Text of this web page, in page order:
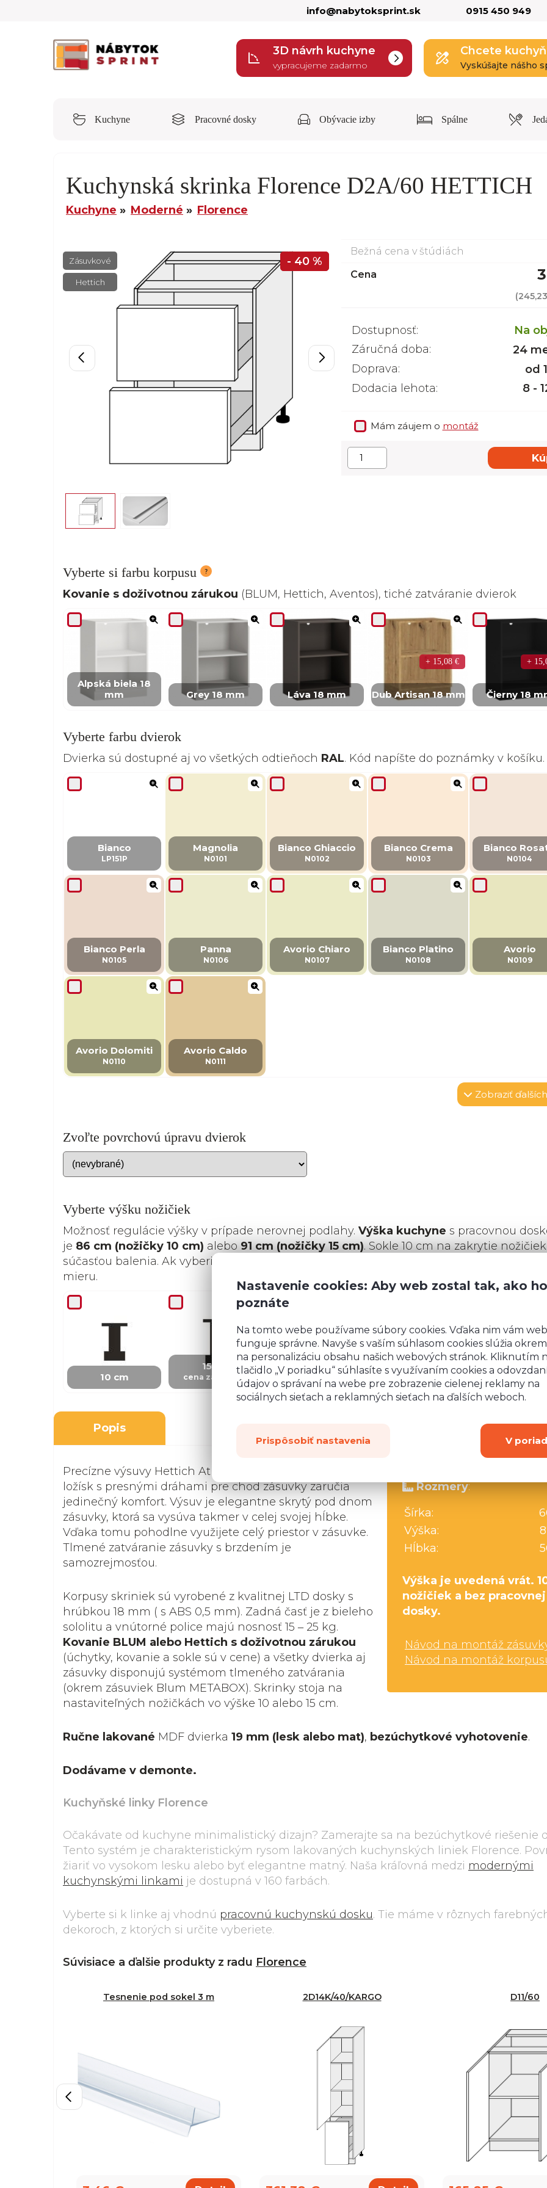
info@nabytoksprint.sk 0915 450 949
3D návrh kuchyne
vypracujeme zadarmo
Chcete
Vyskúšajte nášho
Kuchyne Pracovné dosky Obývacie izby Spálne
Kuchynská skrinka Florence D2A/60 HETTICH
Kuchyne Moderné Florence
Zásuvkové
Hettich
- 40 %
Bežná cena v štúdiách
Cena
(
Dostupnosť:
Na
Záručná doba:
24
Doprava:
od
Dodacia lehota:
8 -
Mám záujem o montáž
Vyberte si farbu korpusu
Kovanie s doživotnou zárukou (BLUM, Hettich, Aventos), tiché zatváranie dvierok
Alpská biela 18
mm
Grey 18 mm Láva 18 mm Dub Artisan 18 mm
+ 15,08 €
Čierny 18
+
Vyberte farbu dvierok
Dvierka sú dostupné aj vo všetkých odtieňoch RAL. Kód napíšte do poznámky v košíku.
Bianco
LP151P
Magnolia
N0101
Bianco Ghiaccio
N0102
Bianco Crema
N0103
Bianco
N0104
Bianco Perla
N0105
Panna
N0106
Avorio Chiaro
N0107
Bianco Platino
N0108
Avorio
N0109
Avorio Dolomiti
N0110
Avorio Caldo
N0111
Zobraziť
Zvoľte povrchovú úpravu dvierok
Vyberte výšku nožičiek
Možnosť regulácie výšky v prípade nerovnej podlahy. Výška kuchyne s pracovnou
je 86 cm (nožičky 10 cm) alebo 91 cm (nožičky 15 cm). Sokle 10 cm na zakrytie
súčasťou balenia. Ak vyberiete nožičky 15 cm, budeme vás kontaktovať kvôli výrobe
mieru.
10 cm
15 cm
cena za skrinku
+ 4,07 €
Popis Máte
Rozmery:
Šírka:
Výška:
Hĺbka:
Výška je uvedená vrát.
nožičiek a bez pracovnej
dosky.
Návod na montáž
Návod na montáž
Precízne výsuvy Hettich Atira na princípe guľôčkových
ložísk s presnými dráhami pre chod zásuvky zaručia
jedinečný komfort. Výsuv je elegantne skrytý pod dnom
zásuvky, ktorá sa vysúva takmer v celej svojej hĺbke.
Vďaka tomu pohodlne využijete celý priestor v zásuvke.
Tlmené zatváranie zásuvky s brzdením je
samozrejmosťou.
Korpusy skriniek sú vyrobené z kvalitnej LTD dosky s
hrúbkou 18 mm ( s ABS 0,5 mm). Zadná časť je z bieleho
sololitu a vnútorné police majú nosnosť 15 ‒ 25 kg.
Kovanie BLUM alebo Hettich s doživotnou zárukou
(úchytky, kovanie a sokle sú v cene) a všetky dvierka aj
zásuvky disponujú systémom tlmeného zatvárania
(okrem zásuviek Blum METABOX). Skrinky stoja na
nastaviteľných nožičkách vo výške 10 alebo 15 cm.
Ručne lakované MDF dvierka 19 mm (lesk alebo mat), bezúchytkové vyhotovenie.
Dodávame v demonte.
Kuchyňské linky Florence
Očakávate od kuchyne minimalistický dizajn? Zamerajte sa na bezúchytkové riešenie
Tento systém je charakteristickým rysom lakovaných kuchynských liniek Florence.
žiariť vo vysokom lesku alebo byť elegantne matný. Naša kráľovná medzi modernými
kuchynskými linkami je dostupná v 160 farbách.
Vyberte si k linke aj vhodnú pracovnú kuchynskú dosku. Tie máme v rôznych
dekoroch, z ktorých si určite vyberiete.
Súvisiace a ďalšie produkty z radu Florence
Tesnenie pod sokel 3 m 2D14K/40/KARGO D11/60
Nastavenie cookies: Aby web zostal tak, ako ho
poznáte
Na tomto webe používame súbory cookies. Vďaka nim vám web
funguje správne. Navyše s vaším súhlasom cookies slúžia
na personalizáciu obsahu našich webových stránok. Kliknutím
tlačidlo „V poriadku“ súhlasíte s využívaním cookies a
údajov o správaní na webe pre zobrazenie cielenej reklamy na
sociálnych sieťach a reklamných sieťach na ďalších weboch.
Prispôsobiť nastavenia V